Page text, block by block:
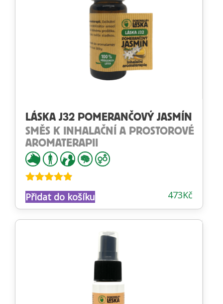
LÁSKA J32 POMERANČOVÝ JASMÍN
SMĚS K INHALAČNÍ A PROSTOROVÉ
AROMATERAPII
Hodnocení
4.77z 5 473Kč
Přidat do košíku